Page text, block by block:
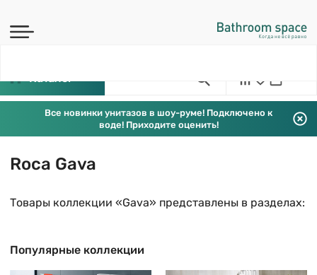
Каталог
Все новинки унитазов в шоу-руме! Подключено к
воде! Приходите оценить!
Roca Gava
Товары коллекции «Gava» представлены в разделах:
Популярные коллекции